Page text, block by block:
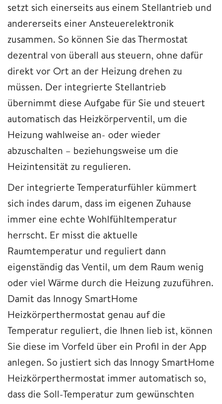
setzt sich einerseits aus einem Stellantrieb und
andererseits einer Ansteuerelektronik
zusammen. So können Sie das Thermostat
dezentral von überall aus steuern, ohne dafür
direkt vor Ort an der Heizung drehen zu
müssen. Der integrierte Stellantrieb
übernimmt diese Aufgabe für Sie und steuert
automatisch das Heizkörperventil, um die
Heizung wahlweise an- oder wieder
abzuschalten – beziehungsweise um die
Heizintensität zu regulieren.
Der integrierte Temperaturfühler kümmert
sich indes darum, dass im eigenen Zuhause
immer eine echte Wohlfühltemperatur
herrscht. Er misst die aktuelle
Raumtemperatur und reguliert dann
eigenständig das Ventil, um dem Raum wenig
oder viel Wärme durch die Heizung zuzuführen.
Damit das Innogy SmartHome
Heizkörperthermostat genau auf die
Temperatur reguliert, die Ihnen lieb ist, können
Sie diese im Vorfeld über ein Profil in der App
anlegen. So justiert sich das Innogy SmartHome
Heizkörperthermostat immer automatisch so,
dass die Soll-Temperatur zum gewünschten